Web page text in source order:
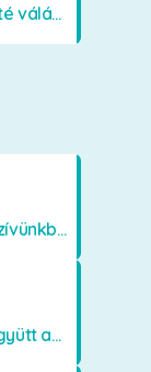
Gyermekkortól a felnőtté válásig
Színpadon a kollégák, szívünkben a lakók
Együtt a „színpadon”, együtt az élményekért 🎭✨